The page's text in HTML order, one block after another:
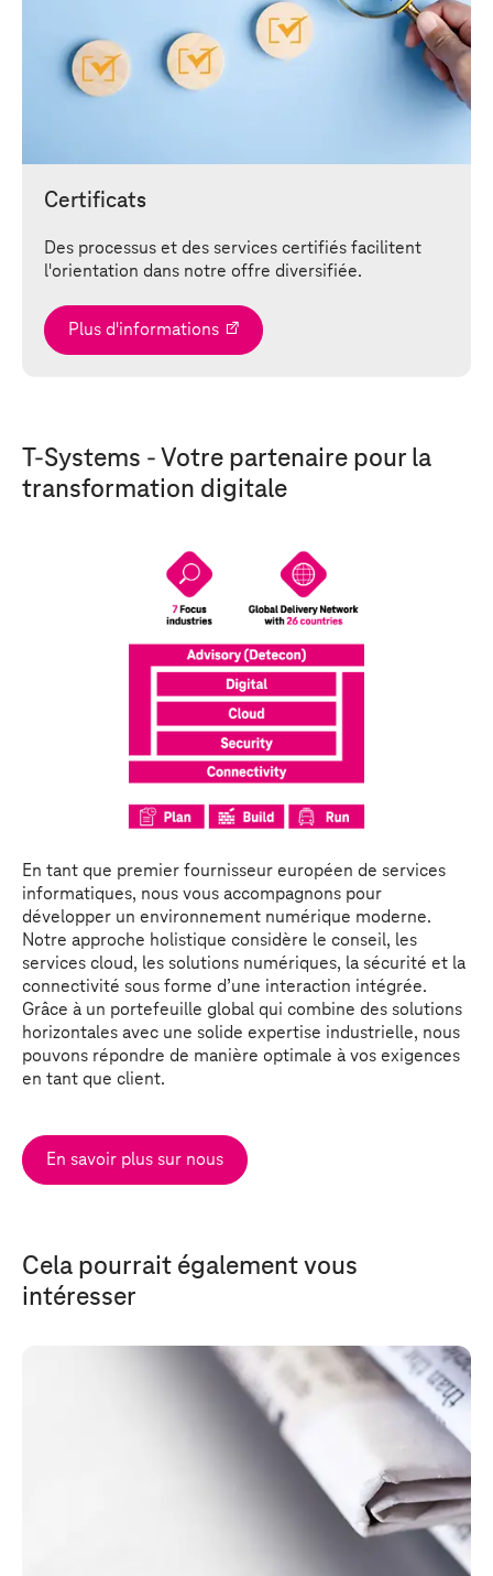
Certificats
Des processus et des services certifiés facilitent
l'orientation dans notre offre diversifiée.
Plus d'informations
T-Systems - Votre partenaire pour la
transformation digitale
En tant que premier fournisseur européen de services
informatiques, nous vous accompagnons pour
développer un environnement numérique moderne.
Notre approche holistique considère le conseil, les
services cloud, les solutions numériques, la sécurité et la
connectivité sous forme d’une interaction intégrée.
Grâce à un portefeuille global qui combine des solutions
horizontales avec une solide expertise industrielle, nous
pouvons répondre de manière optimale à vos exigences
en tant que client.
En savoir plus sur nous
Cela pourrait également vous
intéresser